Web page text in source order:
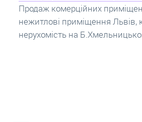
заставу нерухомості. Купити
потрібно знати? Консультація
про іпотечні кредити.